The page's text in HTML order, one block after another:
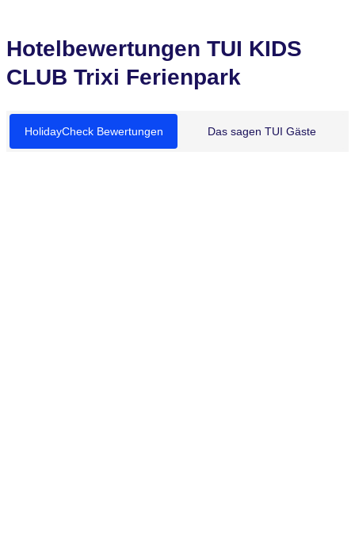
Hotelbewertungen TUI KIDS
CLUB Trixi Ferienpark
HolidayCheck Bewertungen Das sagen TUI Gäste